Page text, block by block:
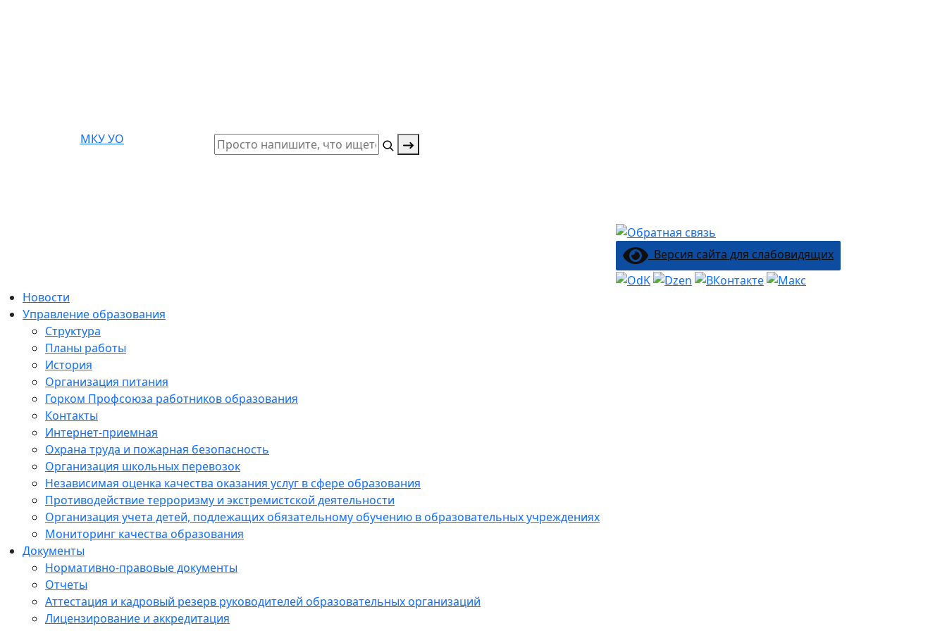
МКУ УО
Версия сайта для слабовидящих
Поиск:
Новости
Управление образования
Структура
Планы работы
История
Организация питания
Горком Профсоюза работников образования
Контакты
Интернет-приемная
Охрана труда и пожарная безопасность
Организация школьных перевозок
Независимая оценка качества оказания услуг в сфере образования
Противодействие терроризму и экстремистской деятельности
Организация учета детей, подлежащих обязательному обучению в образовательных учреждениях
Мониторинг качества образования
Документы
Нормативно-правовые документы
Отчеты
Аттестация и кадровый резерв руководителей образовательных организаций
Лицензирование и аккредитация